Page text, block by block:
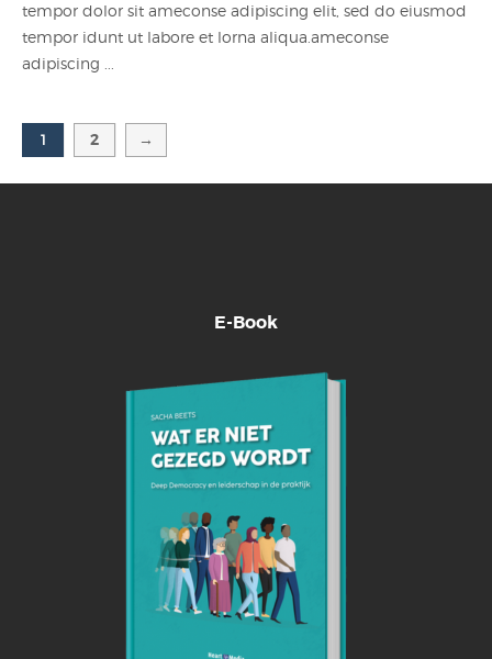
tempor dolor sit ameconse adipiscing elit, sed do eiusmod
tempor idunt ut labore et lorna aliqua.ameconse
adipiscing ...
1 2 →
E-Book